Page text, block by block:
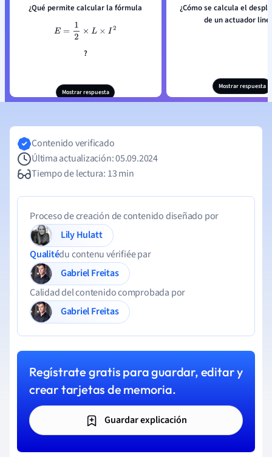
¿Qué permite calcular la fórmula
E =1 2× ×I 2
?
Mostrar respuesta
¿Cómo se calcula el
de un actuador
Mostrar respuesta
Contenido verificado
Última actualización: 05.09.2024
Tiempo de lectura: 13 min
Proceso de creación de contenido diseñado por
Lily Hulatt
Qualitédu contenu vérifiée par
Gabriel Freitas
Calidad del contenido comprobada por
Gabriel Freitas
Regístrate gratis para guardar, editar y
crear tarjetas de memoria.
Guardar explicación